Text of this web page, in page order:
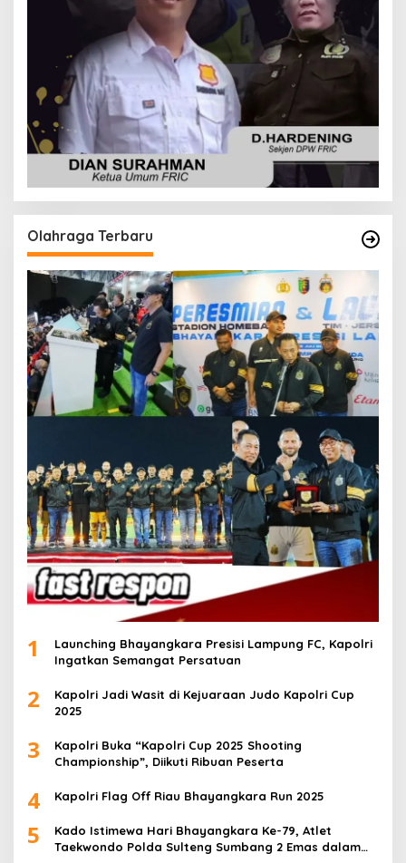
Olahraga Terbaru
1
Launching Bhayangkara Presisi Lampung FC, Kapolri
Ingatkan Semangat Persatuan
2
Kapolri Jadi Wasit di Kejuaraan Judo Kapolri Cup
2025
3
Kapolri Buka “Kapolri Cup 2025 Shooting
Championship”, Diikuti Ribuan Peserta
4 Kapolri Flag Off Riau Bhayangkara Run 2025
5
Kado Istimewa Hari Bhayangkara Ke-79, Atlet
Taekwondo Polda Sulteng Sumbang 2 Emas dalam